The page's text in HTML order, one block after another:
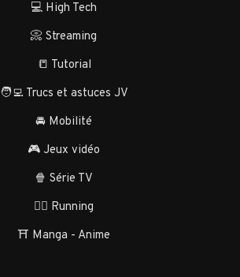
💻 High Tech
📀 Streaming
📒 Tutorial
🧑‍💻 Trucs et astuces JV
🚘 Mobilité
🎮 Jeux vidéo
🍿 Série TV
🏃‍♂️ Running
⛩️ Manga - Anime